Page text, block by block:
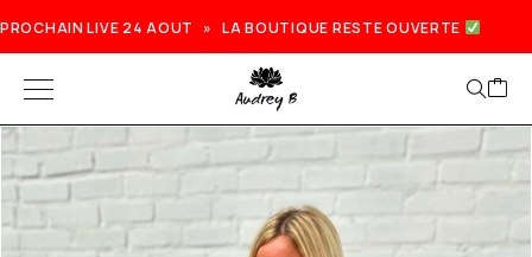
PROCHAIN LIVE 24 AOUT » LA BOUTIQUE RESTE OUVERTE